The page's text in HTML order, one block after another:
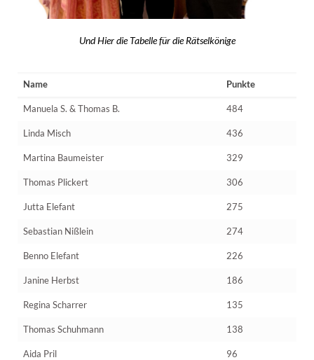
Und Hier die Tabelle für die Rätselkönige
Name Punkte
Manuela S. & Thomas B. 484
Linda Misch 436
Martina Baumeister 329
Thomas Plickert 306
Jutta Elefant 275
Sebastian Nißlein 274
Benno Elefant 226
Janine Herbst 186
Regina Scharrer 135
Thomas Schuhmann 138
Aida Pril 96